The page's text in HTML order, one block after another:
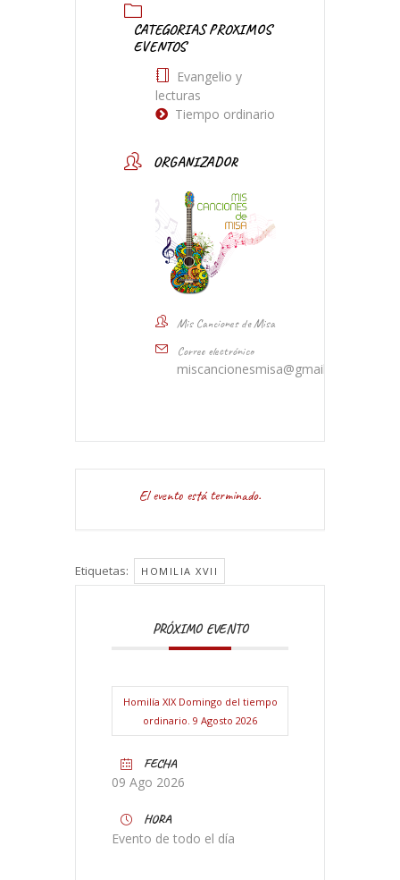
CATEGORIAS PROXIMOS
EVENTOS
Evangelio y
lecturas
Tiempo ordinario
ORGANIZADOR
Mis Canciones de Misa
Correo electrónico
miscancionesmisa@gmail.com
El evento está terminado.
Etiquetas: HOMILIA XVII
PRÓXIMO EVENTO
Homilía XIX Domingo del tiempo
ordinario. 9 Agosto 2026
FECHA
09 Ago 2026
HORA
Evento de todo el día